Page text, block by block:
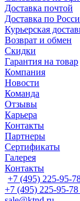
Доставка почтой
Доставка по
Курьерская
Возврат и обмен
Скидки
Гарантия на товар
Компания
Новости
Команда
Отзывы
Карьера
Контакты
Партнеры
Сертификаты
Галерея
Контакты
+7 (495) 225-95-
+7 (495) 225-95-78